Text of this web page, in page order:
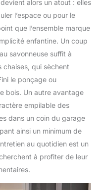
alors un atout : elles
l’espace ou pour le
que l’ensemble marque
enfantine. Un coup
savonneuse suffit à
chaises, qui sèchent
le ponçage ou
bois. Un autre avantage
empilable des
dans un coin du garage
ainsi un minimum de
au quotidien est un
à profiter de leur